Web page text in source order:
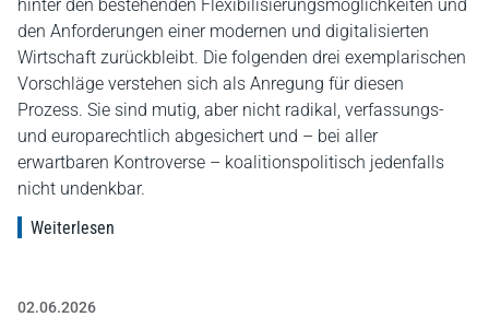
hinter den bestehenden Flexibilisierungsmöglichkeiten und
den Anforderungen einer modernen und digitalisierten
Wirtschaft zurückbleibt. Die folgenden drei exemplarischen
Vorschläge verstehen sich als Anregung für diesen
Prozess. Sie sind mutig, aber nicht radikal, verfassungs-
und europarechtlich abgesichert und – bei aller
erwartbaren Kontroverse – koalitionspolitisch jedenfalls
nicht undenkbar.
Weiterlesen
02.06.2026